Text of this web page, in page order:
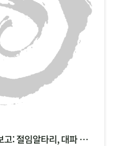
[두레생협 농산팀 특파원 보고: 절임알타리, 대파 현장]